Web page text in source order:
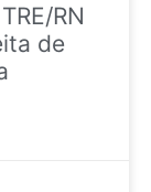
RN
de